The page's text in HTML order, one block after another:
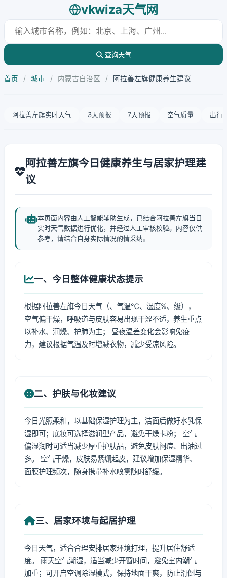
vkwiza天气网
查询天气
首页 / 城市 / 内蒙古自治区 / 阿拉善左旗健康养生建议
阿拉善左旗实时天气 3天预报 7天预报 空气质量 出行
阿拉善左旗今日健康养生与居家护理建
议
本页面内容由人工智能辅助生成，已结合阿拉善左旗当日
实时天气数据进行优化，并经过人工审核校验。内容仅供
参考，请结合自身实际情况酌情采纳。
一、今日整体健康状态提示
根据阿拉善左旗今日天气（、气温℃、湿度%、级），
空气偏干燥，呼吸道与皮肤容易出现干涩不适，养生重点
以补水、润燥、护肺为主； 昼夜温差变化会影响免疫
力，建议根据气温及时增减衣物，减少受凉风险。
二、护肤与化妆建议
今日光照柔和，以基础保湿护理为主，洁面后做好水乳保
湿即可；底妆可选择滋润型产品，避免干燥卡粉； 空气
偏湿润时可适当减少厚重护肤品，避免皮肤闷痘、出油过
多。 空气干燥，皮肤易紧绷起皮，建议增加保湿精华、
面膜护理频次，随身携带补水喷雾随时舒缓。
三、居家环境与起居护理
今日天气，适合合理安排居家环境打理，提升居住舒适
度。 雨天空气潮湿，适当减少开窗时间，避免室内潮气
加重；可开启空调除湿模式，保持地面干爽，防止滑倒与